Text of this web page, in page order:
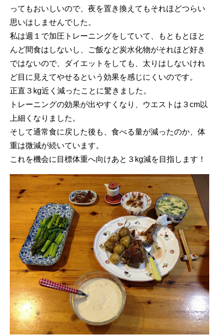
ってもおいしいので、夜を置き換えてもそれほどつらい
思いはしませんでした。
私は週１で加圧トレーニングをしていて、もともとほと
んど間食はしないし、ご飯など炭水化物がそれほど好き
ではないので、ダイエットをしても、太りはしないけれ
ど目に見えてやせるという効果を感じにくいのです。
正直３kg近く減ったことに驚きました。
トレーニングの効果が出やすくなり、ウエストは３cm以
上細くなりました。
そして通常食に戻した後も、食べる量が減ったのか、体
重は微減が続いています。
これを機会に目標体重へ向けあと３kg減を目指します！